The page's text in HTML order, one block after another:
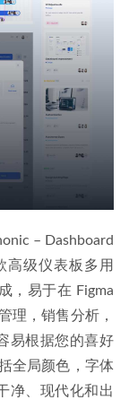
– Dashboard
高级仪表板多用
，易于在 Figma
理，销售分析，
易根据您的喜好
全局颜色，字体
净、现代化和出